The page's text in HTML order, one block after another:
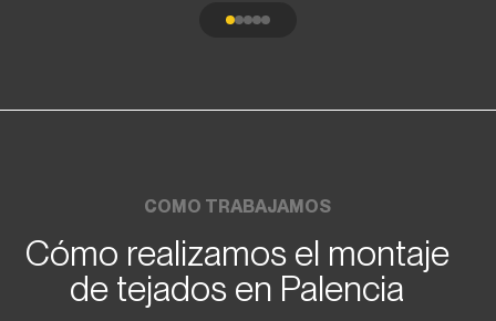
COMO TRABAJAMOS
Cómo realizamos el montaje
de tejados en Palencia